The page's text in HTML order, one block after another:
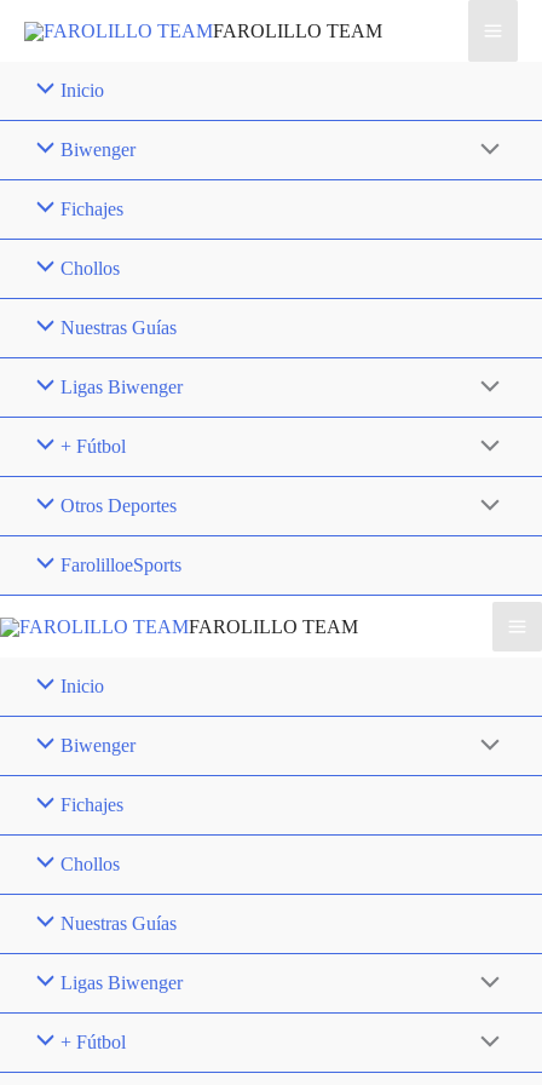
contenido
FAROLILLO TEAM
Inicio
Biwenger
Fichajes
Chollos
Nuestras Guías
Ligas Biwenger
+ Fútbol
Otros Deportes
FarolilloeSports
FAROLILLO TEAM
Inicio
Biwenger
Fichajes
Chollos
Nuestras Guías
Ligas Biwenger
+ Fútbol